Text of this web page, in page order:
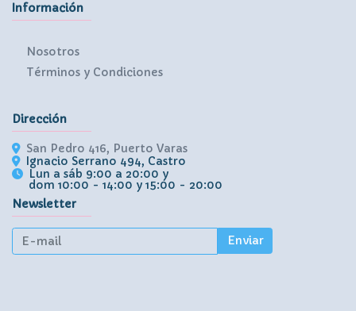
Información
Nosotros
Términos y Condiciones
Dirección
San Pedro 416, Puerto Varas
Ignacio Serrano 494, Castro
Lun a sáb 9:00 a 20:00 y
dom 10:00 - 14:00 y 15:00 - 20:00
Newsletter
Enviar